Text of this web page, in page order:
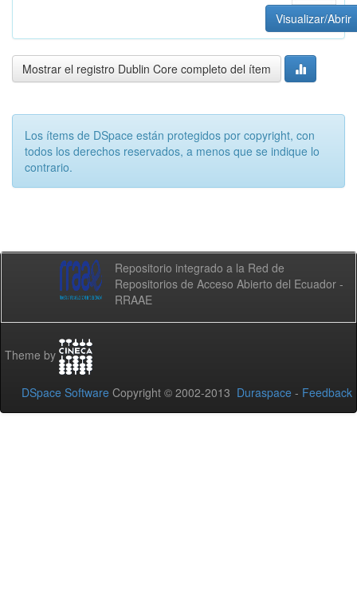
Visualizar/Abrir
Mostrar el registro Dublin Core completo del ítem
Los ítems de DSpace están protegidos por copyright, con
todos los derechos reservados, a menos que se indique lo
contrario.
Repositorio integrado a la Red de
Repositorios de Acceso Abierto del Ecuador -
RRAAE
Theme by
DSpace Software Copyright © 2002-2013 Duraspace - Feedback